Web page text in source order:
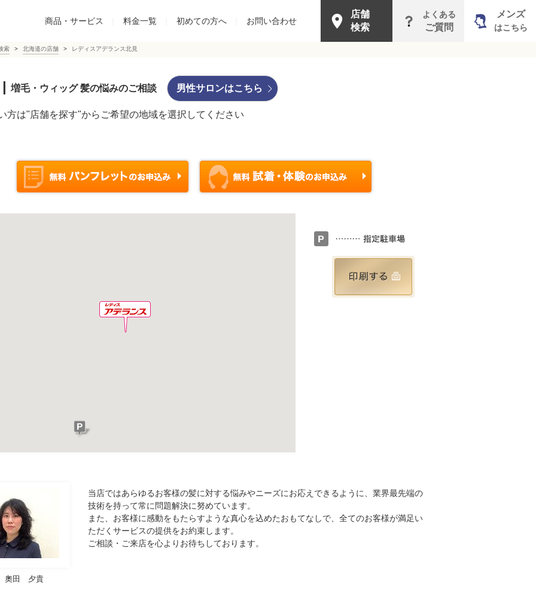
商品・サービス 料金一覧 初めての方へ お問い合わせ
店舗
検索
よくある
ご質問
メンズ
はこちら
索 北海道の店舗 レディスアデランス北見
増毛・ウィッグ 髪の悩みのご相談 男性サロンはこちら
方は"店舗を探す"からご希望の地域を選択してください
奧田 夕貴
当店ではあらゆるお客様の髪に対する悩みやニーズにお応えできるように、業界最先端の
技術を持って常に問題解決に努めています。
また、お客様に感動をもたらすような真心を込めたおもてなしで、全てのお客様が満足い
ただくサービスの提供をお約束します。
ご相談・ご来店を心よりお待ちしております。